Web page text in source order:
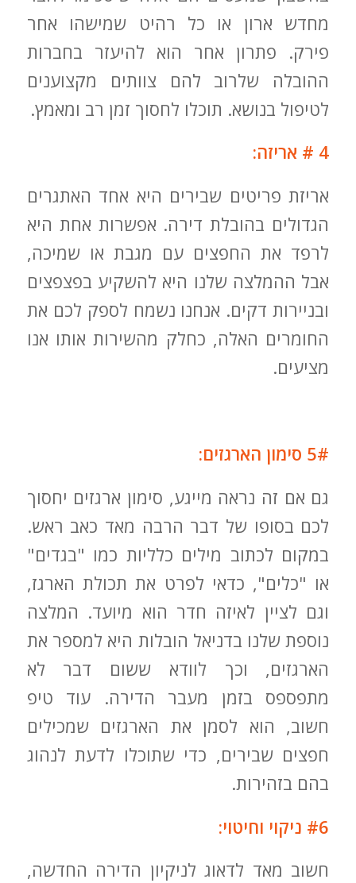
מחדש ארון או כל רהיט שמישהו אחר
פירק. פתרון אחר הוא להיעזר בחברות
ההובלה שלרוב להם צוותים מקצוענים
לטיפול בנושא. תוכלו לחסוך זמן רב ומאמץ.
4 # אריזה:
אריזת פריטים שבירים היא אחד האתגרים
הגדולים בהובלת דירה. אפשרות אחת היא
לרפד את החפצים עם מגבת או שמיכה,
אבל ההמלצה שלנו היא להשקיע בפצפצים
ובניירות דקים. אנחנו נשמח לספק לכם את
החומרים האלה, כחלק מהשירות אותו אנו
מציעים.
5# סימון הארגזים:
גם אם זה נראה מייגע, סימון ארגזים יחסוך
לכם בסופו של דבר הרבה מאד כאב ראש.
במקום לכתוב מילים כלליות כמו "בגדים"
או "כלים", כדאי לפרט את תכולת הארגז,
וגם לציין לאיזה חדר הוא מיועד. המלצה
נוספת שלנו בדניאל הובלות היא למספר את
הארגזים, וכך לוודא ששום דבר לא
מתפספס בזמן מעבר הדירה. עוד טיפ
חשוב, הוא לסמן את הארגזים שמכילים
חפצים שבירים, כדי שתוכלו לדעת לנהוג
בהם בזהירות.
#6 ניקוי וחיטוי:
חשוב מאד לדאוג לניקיון הדירה החדשה,